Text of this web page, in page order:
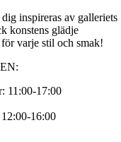
inspireras av galleriets
konstens glädje
varje stil och smak!
11:00-17:00
16:00